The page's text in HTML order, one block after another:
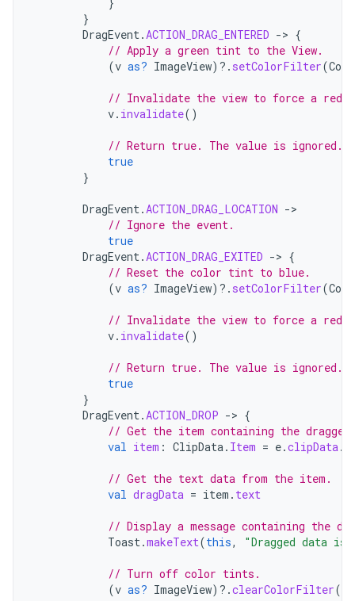
}
DragEvent.ACTION_DRAG_ENTERED -> {
// Apply a green tint to the View.
(v as? ImageView) ?. setColorFilter(
// Invalidate the view to force a
v. invalidate()
// Return true. The value is ignored.
true
}
DragEvent.ACTION_DRAG_LOCATION -
// Ignore the event.
true
DragEvent.ACTION_DRAG_EXITED -> {
// Reset the color tint to blue.
(v as? ImageView) ?. setColorFilter(
// Invalidate the view to force a
v. invalidate()
// Return true. The value is ignored.
true
}
DragEvent.ACTION_DROP -> {
// Get the item containing the
val item : ClipData. Item = e.clipData.
// Get the text data from the item.
val dragData = item . text
// Display a message containing the
Toast.makeText(this, "Dragged data is
// Turn off color tints.
(v as? ImageView) ?.clearColorFilter()